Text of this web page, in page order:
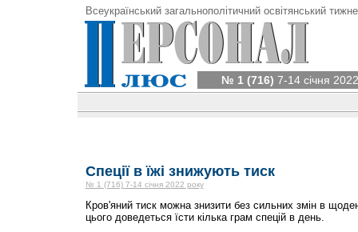
Всеукраїнський загальнополітичний освітянський
№ 1 (716) 7-14 січня
Спеції в їжі знижують тиск
№ 1 (716) 7-14 січня 2022 року
Кров'яний тиск можна знизити без сильних змін в
цього доведеться їсти кілька грам спецій в день.